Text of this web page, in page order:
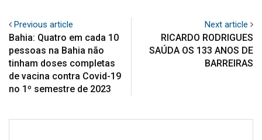
Previous article
Bahia: Quatro em cada 10
pessoas na Bahia não
tinham doses completas
de vacina contra Covid-19
no 1º semestre de 2023
Next article
RICARDO RODRIGUES
SAÚDA OS 133 ANOS DE
BARREIRAS